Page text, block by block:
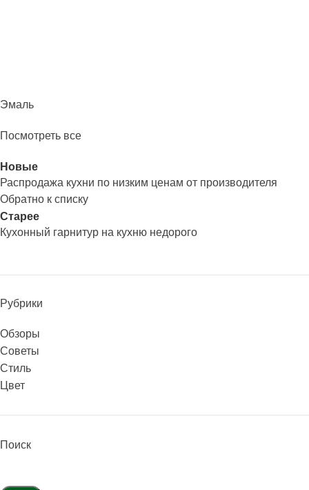
Эмаль
Посмотреть все
Новые
Распродажа кухни по низким ценам от производителя
Обратно к списку
Старее
Кухонный гарнитур на кухню недорого
Рубрики
Обзоры
Советы
Стиль
Цвет
Поиск